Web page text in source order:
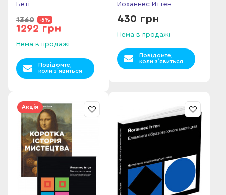
Беті
1360 -5%
1292 грн
Нема в продажі
Повідомте,
коли з`явиться
Иоханнес Иттен
430 грн
Нема в продажі
Повідомте,
коли з`явиться
Акція